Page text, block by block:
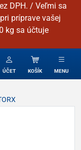
DPH. / Veľmi sa
príprave vašej
kg sa účtuje
ÚČET KOŠÍK MENU